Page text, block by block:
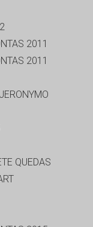
2011
2011
QUEDAS